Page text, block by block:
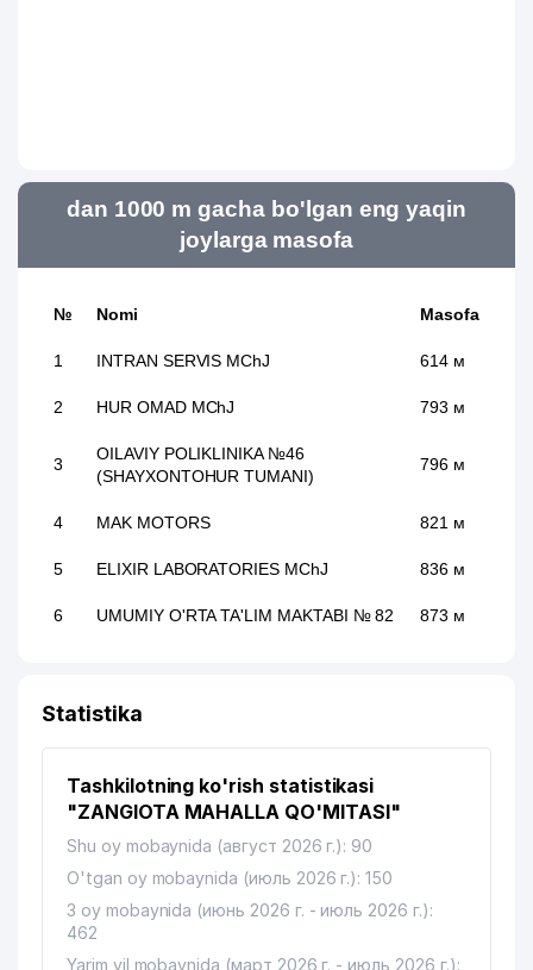
dan 1000 m gacha bo'lgan eng yaqin
joylarga masofa
№ Nomi Masofa
1 INTRAN SERVIS MChJ 614 м
2 HUR OMAD MChJ 793 м
3
OILAVIY POLIKLINIKA №46
(SHAYXONTOHUR TUMANI)
796 м
4 MAK MOTORS 821 м
5 ELIXIR LABORATORIES MChJ 836 м
6 UMUMIY O'RTA TA'LIM MAKTABI № 82 873 м
Statistika
Tashkilotning ko'rish statistikasi
"ZANGIOTA MAHALLA QO'MITASI"
Shu oy mobaynida (август 2026 г.): 90
O'tgan oy mobaynida (июль 2026 г.): 150
3 oy mobaynida (июнь 2026 г. - июль 2026 г.):
462
Yarim yil mobaynida (март 2026 г. - июль 2026 г.):